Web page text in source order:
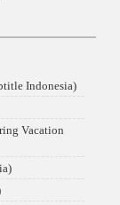
Indonesia)
Vacation